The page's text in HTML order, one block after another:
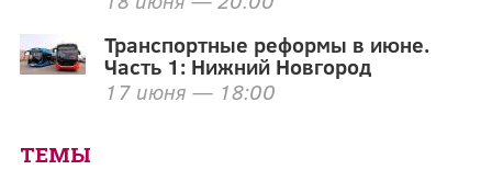
Транспортные реформы в июне.
Часть 1: Нижний Новгород
17 июня — 18:00
ТЕМЫ